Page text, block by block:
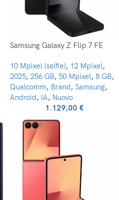
Samsung Galaxy Z Flip 7 FE
10 Mpixel (selfie), 12 Mpixel,
2025, 256 GB, 50 Mpixel, 8 GB,
Qualcomm, Brand, Samsung,
Android, IA, Nuovo
1.129,00 €